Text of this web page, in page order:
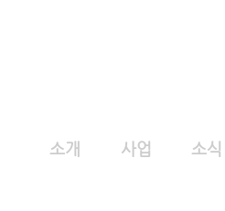
소개 사업 소식